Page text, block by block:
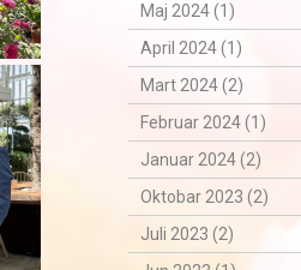
Maj 2024 (1)
April 2024 (1)
Mart 2024 (2)
Februar 2024 (1)
Januar 2024 (2)
Oktobar 2023 (2)
Juli 2023 (2)